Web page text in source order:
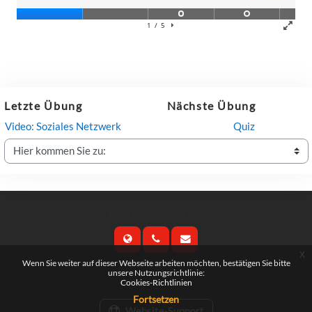
Letzte Übung
Video: Soziales Netzwerk
Hier kommen Sie zu:
Nächste Übung
Quiz
Folgen Sie uns
Wenn Sie weiter auf dieser Webseite arbeiten möchten, bestätigen Sie bitte
unsere Nutzungsrichtlinie:
Cookies-Richtlinien
Fortsetzen
x